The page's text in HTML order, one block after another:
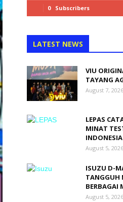
0 Subscribers
LATEST NEWS
VIU
TAYANG
August 7, 2026
LEPAS
MINAT
INDONESIA
August 5, 2026
ISUZU D-
TANGGUH
BERBAGAI
August 5, 2026